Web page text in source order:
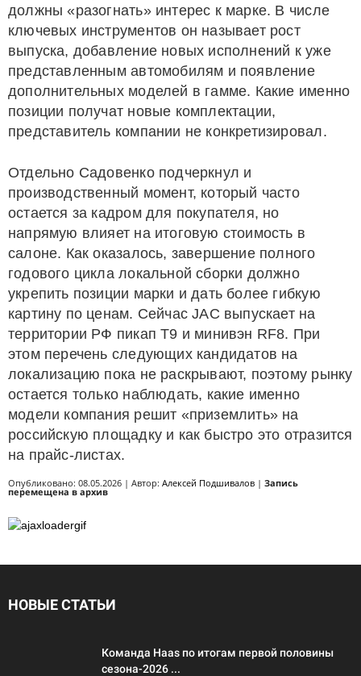
должны «разогнать» интерес к марке. В числе
ключевых инструментов он называет рост
выпуска, добавление новых исполнений к уже
представленным автомобилям и появление
дополнительных моделей в гамме. Какие именно
позиции получат новые комплектации,
представитель компании не конкретизировал.
Отдельно Садовенко подчеркнул и
производственный момент, который часто
остается за кадром для покупателя, но
напрямую влияет на итоговую стоимость в
салоне. Как оказалось, завершение полного
годового цикла локальной сборки должно
укрепить позиции марки и дать более гибкую
картину по ценам. Сейчас JAC выпускает на
территории РФ пикап T9 и минивэн RF8. При
этом перечень следующих кандидатов на
локализацию пока не раскрывают, поэтому рынку
остается только наблюдать, какие именно
модели компания решит «приземлить» на
российскую площадку и как быстро это отразится
на прайс-листах.
Опубликовано: 08.05.2026 | Автор: Алексей Подшивалов | Запись
перемещена в архив
НОВЫЕ СТАТЬИ
Команда Haas по итогам первой половины
сезона-2026 ...